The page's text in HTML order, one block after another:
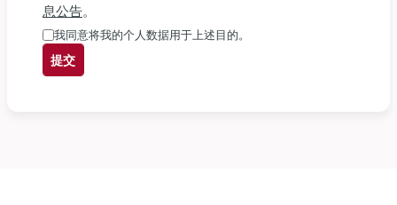
息公告。
我同意将我的个人数据用于上述目的。
提交